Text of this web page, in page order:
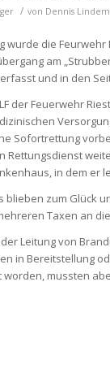
/ von Dennis
wurde die
am
und in den
der Feuerwehr
Sofortrettung
Rettungsdienst
in dem er
blieben zum Glück
Taxen an
Leitung von
in Bereitstellung
worden, mussten